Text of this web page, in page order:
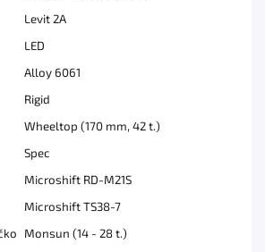
Levit 2A
LED
Alloy 6061
Rigid
Wheeltop (170 mm, 42 t.)
Spec
Microshift RD-M21S
Microshift TS38-7
Monsun (14 - 28 t.)